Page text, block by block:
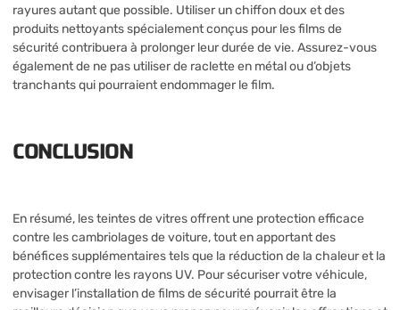
rayures autant que possible. Utiliser un chiffon doux et des
produits nettoyants spécialement conçus pour les films de
sécurité contribuera à prolonger leur durée de vie. Assurez-vous
également de ne pas utiliser de raclette en métal ou d’objets
tranchants qui pourraient endommager le film.
CONCLUSION
En résumé, les teintes de vitres offrent une protection efficace
contre les cambriolages de voiture, tout en apportant des
bénéfices supplémentaires tels que la réduction de la chaleur et la
protection contre les rayons UV. Pour sécuriser votre véhicule,
envisager l’installation de films de sécurité pourrait être la